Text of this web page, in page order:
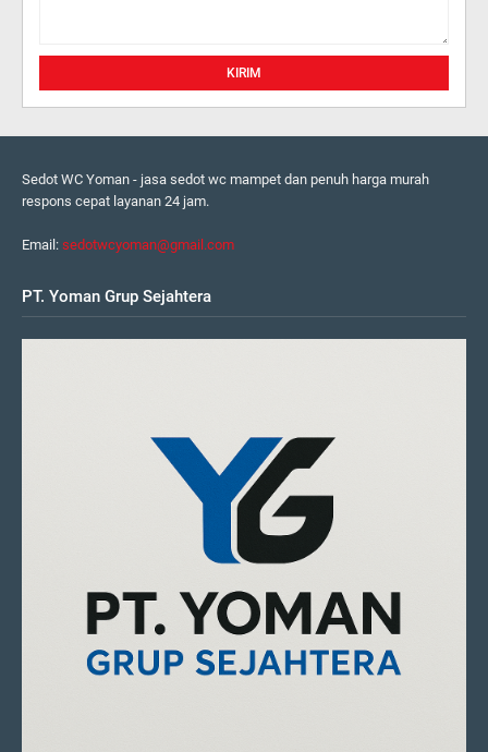
Sedot WC Yoman - jasa sedot wc mampet dan penuh harga murah
respons cepat layanan 24 jam.
Email: sedotwcyoman@gmail.com
PT. Yoman Grup Sejahtera